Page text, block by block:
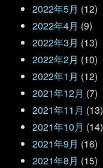
2022年5月 (12)
2022年4月 (9)
2022年3月 (13)
2022年2月 (10)
2022年1月 (12)
2021年12月 (7)
2021年11月 (13)
2021年10月 (14)
2021年9月 (16)
2021年8月 (15)